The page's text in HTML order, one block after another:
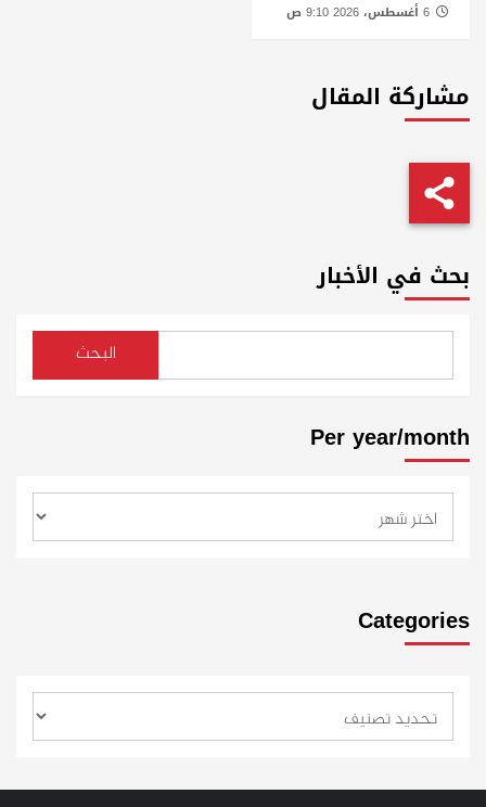
مشاركة المقال
بحث في الأخبار
البحث
Per year/month
Categories